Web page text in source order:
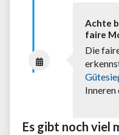
Achte
faire
Die
Inneren
Es gibt noch viel